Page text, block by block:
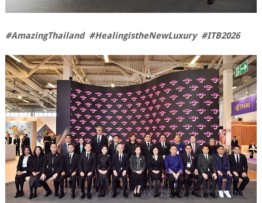
#AmazingThailand #HealingistheNewLuxury #ITB2026